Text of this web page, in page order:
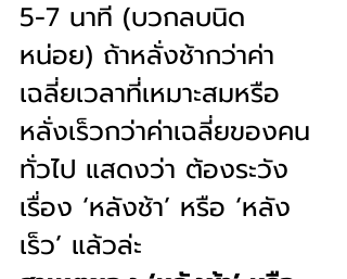
5-7 นาที (บวกลบนิด
หน่อย) ถ้าหลั่งช้ากว่าค่า
เฉลี่ยเวลาที่เหมาะสมหรือ
หลั่งเร็วกว่าค่าเฉลี่ยของคน
ทั่วไป แสดงว่า ต้องระวัง
เรื่อง ‘หลังช้า’ หรือ ‘หลัง
เร็ว’ แล้วล่ะ